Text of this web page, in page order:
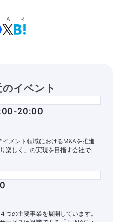
イベント
20:00
メント領域におけるM&Aを推進
楽しく」の実現を目指す会社で
つの主要事業を展開しています。